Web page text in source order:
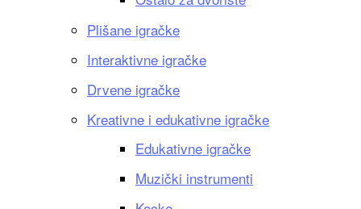
Plišane igračke
Interaktivne igračke
Drvene igračke
Kreativne i edukativne igračke
Edukativne igračke
Muzički instrumenti